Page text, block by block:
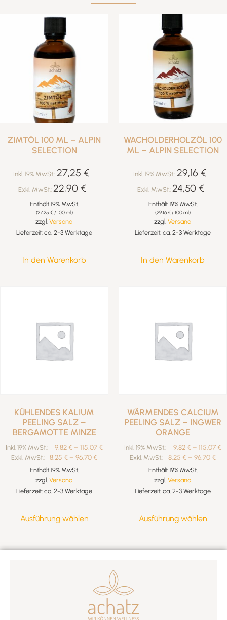
ZIMTÖL 100 ML – ALPIN
SELECTION
Inkl. 19% MwSt.: 27,25 €
Exkl. MwSt.: 22,90 €
Enthält 19% MwSt.
(27,25 €/ 100 ml)
zzgl. Versand
Lieferzeit: ca. 2-3 Werktage
In den Warenkorb
WACHOLDERHOLZÖL 100
ML – ALPIN SELECTION
Inkl. 19% MwSt.: 29,16 €
Exkl. MwSt.: 24,50 €
Enthält 19% MwSt.
(29,16€ / 100 ml)
zzgl. Versand
Lieferzeit: ca. 2-3 Werktage
In den Warenkorb
KÜHLENDES KALIUM
PEELING SALZ –
BERGAMOTTE MINZE
Inkl. 19% MwSt.: 9,82€ – 115,07€
Exkl. MwSt.: 8,25 € – 96,70€
Enthält 19% MwSt.
zzgl. Versand
Lieferzeit: ca. 2-3 Werktage
Ausführung wählen
WÄRMENDES CALCIUM
PEELING SALZ – INGWER
ORANGE
Inkl. 19% MwSt.: 9,82€ – 115,07€
Exkl. MwSt.: 8,25 € – 96,70€
Enthält 19% MwSt.
zzgl. Versand
Lieferzeit: ca. 2-3 Werktage
Ausführung wählen